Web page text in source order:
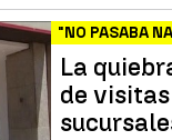
"NO PASABA
La
de